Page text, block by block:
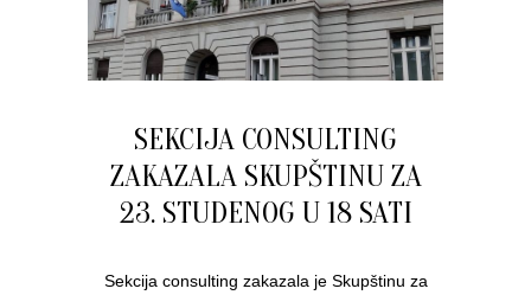
SEKCIJA CONSULTING
ZAKAZALA SKUPŠTINU ZA
23. STUDENOG U 18 SATI
Sekcija consulting zakazala je Skupštinu za